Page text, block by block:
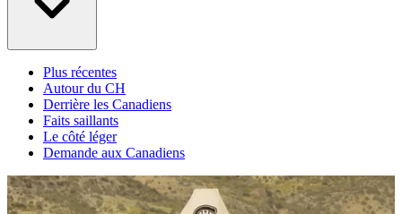
Plus récentes
Autour du CH
Derrière les Canadiens
Faits saillants
Le côté léger
Demande aux Canadiens